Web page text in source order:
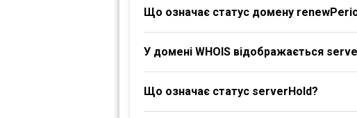
Що означає статус домену
У домені WHOIS відображається
Що означає статус serverHold?